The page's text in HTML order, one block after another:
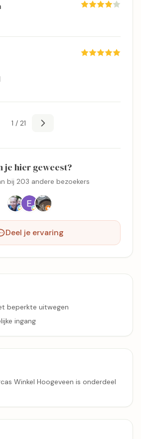
1 / 21
je hier geweest?
bij 203 andere bezoekers
Deel je ervaring
beperkte uitwegen
ingang
Winkel Hoogeveen is onderdeel